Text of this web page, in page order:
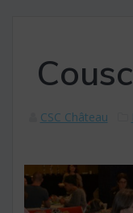
CSC Château